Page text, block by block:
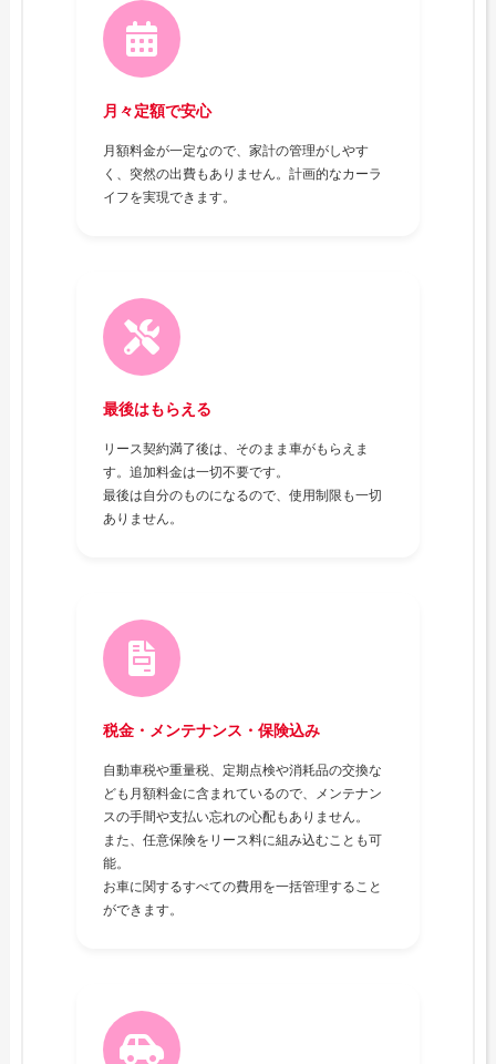
月々定額で安心
月額料金が一定なので、家計の管理がしやす
く、突然の出費もありません。計画的なカーラ
イフを実現できます。
最後はもらえる
リース契約満了後は、そのまま車がもらえま
す。追加料金は一切不要です。
最後は自分のものになるので、使用制限も一切
ありません。
税金・メンテナンス・保険込み
自動車税や重量税、定期点検や消耗品の交換な
ども月額料金に含まれているので、メンテナン
スの手間や支払い忘れの心配もありません。
また、任意保険をリース料に組み込むことも可
能。
お車に関するすべての費用を一括管理すること
ができます。